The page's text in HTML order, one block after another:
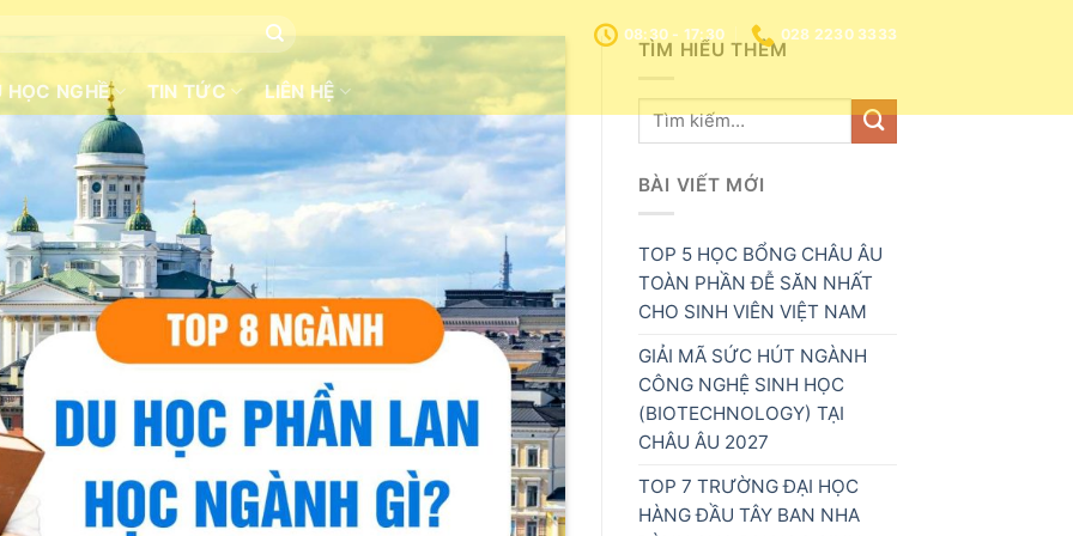
08:30 - 17:30 028 2230 3333
HỌC NGHỀ TIN TỨC LIÊN HỆ
TÌM HIỂU THÊM
BÀI VIẾT MỚI
TOP 5 HỌC BỔNG CHÂU ÂU
TOÀN PHẦN ĐỄ SĂN NHẤT
CHO SINH VIÊN VIỆT NAM
GIẢI MÃ SỨC HÚT NGÀNH
CÔNG NGHỆ SINH HỌC
(BIOTECHNOLOGY) TẠI
CHÂU ÂU 2027
TOP 7 TRƯỜNG ĐẠI HỌC
HÀNG ĐẦU TÂY BAN NHA